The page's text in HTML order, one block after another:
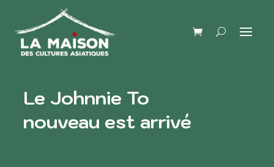
Le Johnnie To
nouveau est arrivé